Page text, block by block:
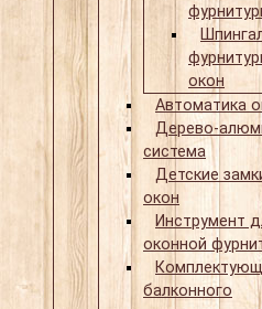
окон
Автоматика
Дерево-
система
Детские
окон
Инструмент
оконной
балконного